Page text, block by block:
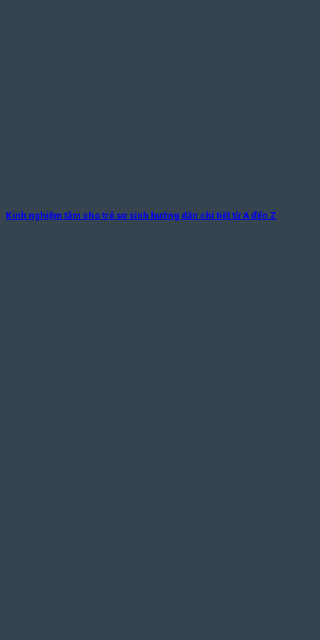
Kinh nghiệm tắm cho trẻ sơ sinh hướng dẫn chi tiết từ A đến Z